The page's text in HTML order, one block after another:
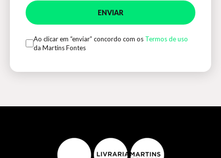
ENVIAR
Ao clicar em “enviar” concordo com os Termos de uso
da Martins Fontes